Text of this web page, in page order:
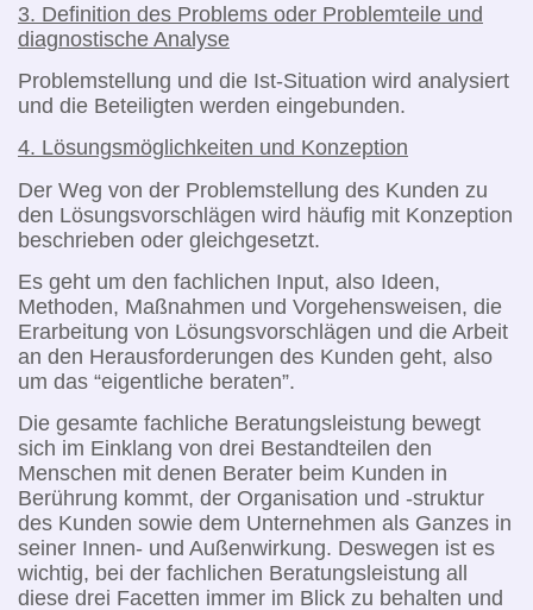
3. Definition des Problems oder Problemteile und
diagnostische Analyse
Problemstellung und die Ist-Situation wird analysiert
und die Beteiligten werden eingebunden.
4. Lösungsmöglichkeiten und Konzeption
Der Weg von der Problemstellung des Kunden zu
den Lösungsvorschlägen wird häufig mit Konzeption
beschrieben oder gleichgesetzt.
Es geht um den fachlichen Input, also Ideen,
Methoden, Maßnahmen und Vorgehensweisen, die
Erarbeitung von Lösungsvorschlägen und die Arbeit
an den Herausforderungen des Kunden geht, also
um das “eigentliche beraten”.
Die gesamte fachliche Beratungsleistung bewegt
sich im Einklang von drei Bestandteilen den
Menschen mit denen Berater beim Kunden in
Berührung kommt, der Organisation und -struktur
des Kunden sowie dem Unternehmen als Ganzes in
seiner Innen- und Außenwirkung. Deswegen ist es
wichtig, bei der fachlichen Beratungsleistung all
diese drei Facetten immer im Blick zu behalten und